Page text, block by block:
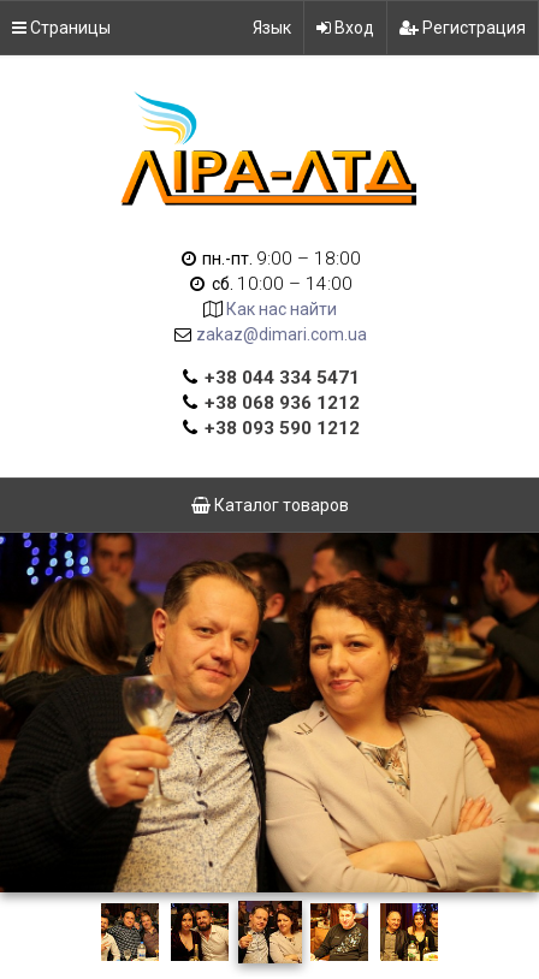
Страницы Язык Вход Регистрация
пн.-пт. 9:00 – 18:00
сб. 10:00 – 14:00
Как нас найти
zakaz@dimari.com.ua
+38 044 334 5471
+38 068 936 1212
+38 093 590 1212
Каталог товаров